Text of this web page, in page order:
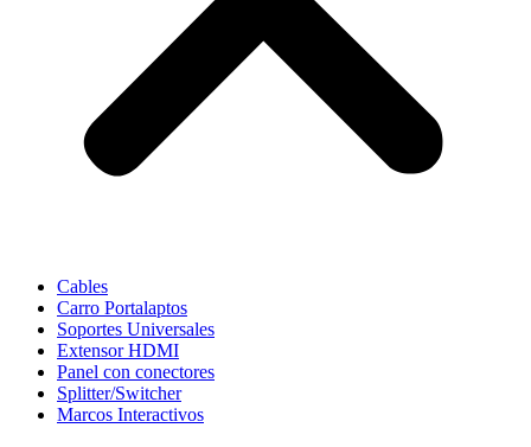
Cables
Carro Portalaptos
Soportes Universales
Extensor HDMI
Panel con conectores
Splitter/Switcher
Marcos Interactivos